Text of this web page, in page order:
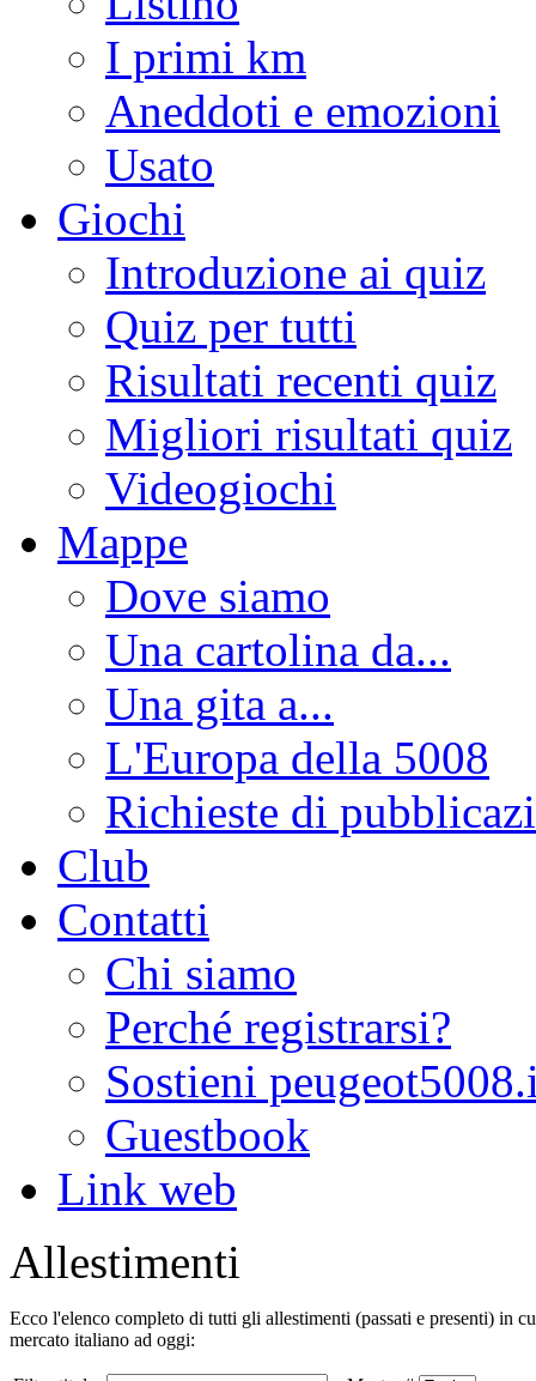
I primi km
Aneddoti e emozioni
Usato
Giochi
Introduzione ai quiz
Quiz per tutti
Risultati recenti quiz
Migliori risultati quiz
Videogiochi
Mappe
Dove siamo
Una cartolina da...
Una gita a...
L'Europa della 5008
Richieste di
Club
Contatti
Chi siamo
Perché registrarsi?
Sostieni
Guestbook
Link web
Allestimenti
Ecco l'elenco completo di tutti gli allestimenti (passati e presenti) in
mercato italiano ad oggi: